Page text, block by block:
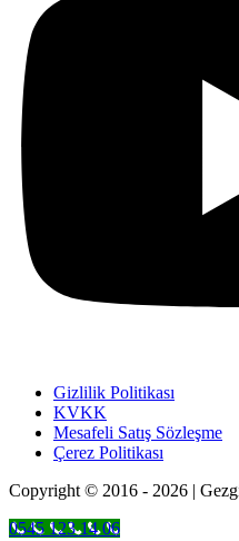
Gizlilik Politikası
KVKK
Mesafeli Satış Sözleşme
Çerez Politikası
Copyright © 2016 - 2026 |
0545 123 14 06